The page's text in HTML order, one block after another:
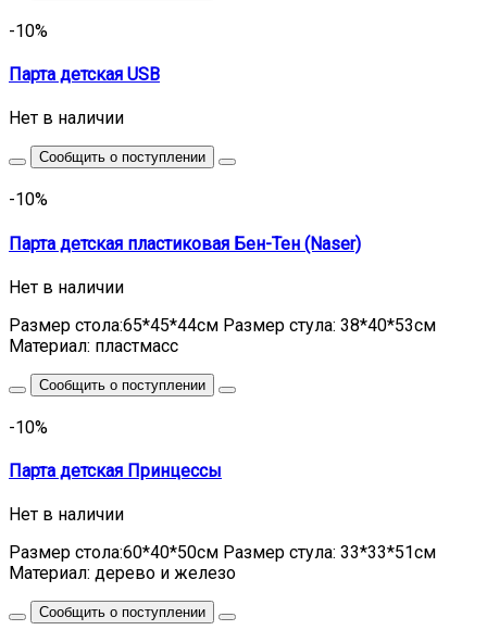
-10%
Парта детская USB
Нет в наличии
Сообщить о поступлении
-10%
Парта детская пластиковая Бен-Тен (Naser)
Нет в наличии
Размер стола:65*45*44см Размер стула: 38*40*53см
Материал: пластмасс
Сообщить о поступлении
-10%
Парта детская Принцессы
Нет в наличии
Размер стола:60*40*50см Размер стула: 33*33*51см
Материал: дерево и железо
Сообщить о поступлении